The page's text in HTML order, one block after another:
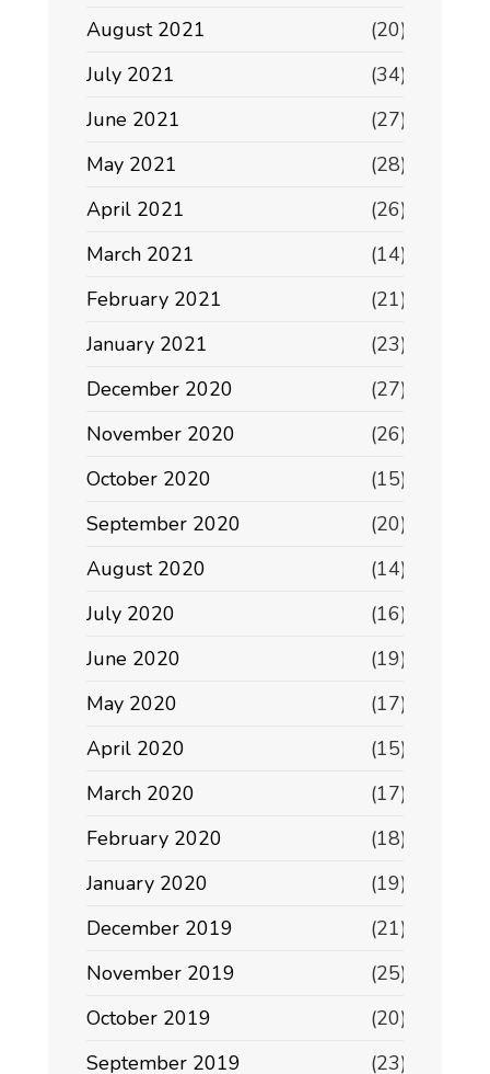
August 2021
(20)
July 2021
(34)
June 2021
(27)
May 2021
(28)
April 2021
(26)
March 2021
(14)
February 2021
(21)
January 2021
(23)
December 2020
(27)
November 2020
(26)
October 2020
(15)
September 2020
(20)
August 2020
(14)
July 2020
(16)
June 2020
(19)
May 2020
(17)
April 2020
(15)
March 2020
(17)
February 2020
(18)
January 2020
(19)
December 2019
(21)
November 2019
(25)
October 2019
(20)
September 2019
(23)